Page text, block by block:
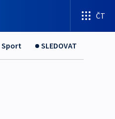
ČT
Sport SLEDOVAT